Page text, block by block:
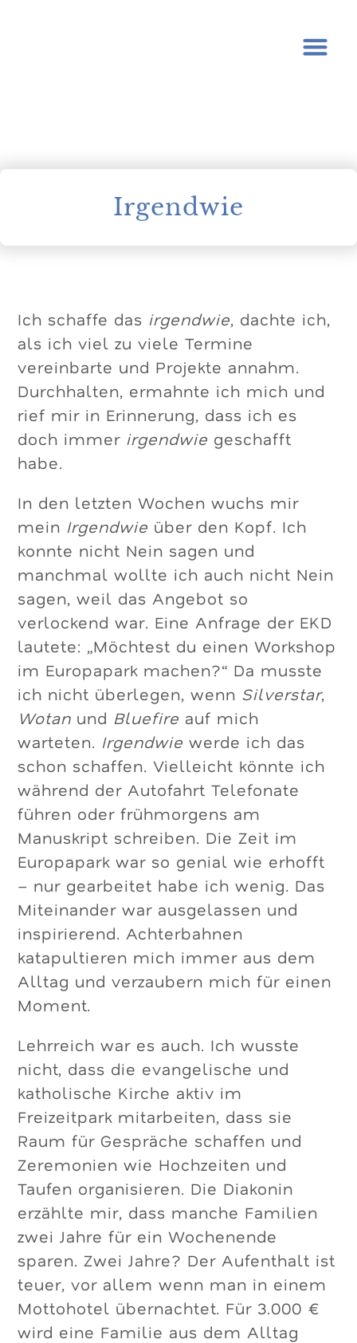
Irgendwie
Ich schaffe das irgendwie, dachte ich,
als ich viel zu viele Termine
vereinbarte und Projekte annahm.
Durchhalten, ermahnte ich mich und
rief mir in Erinnerung, dass ich es
doch immer irgendwie geschafft
habe.
In den letzten Wochen wuchs mir
mein Irgendwie über den Kopf. Ich
konnte nicht Nein sagen und
manchmal wollte ich auch nicht Nein
sagen, weil das Angebot so
verlockend war. Eine Anfrage der EKD
lautete: „Möchtest du einen Workshop
im Europapark machen?“ Da musste
ich nicht überlegen, wenn Silverstar,
Wotan und Bluefire auf mich
warteten. Irgendwie werde ich das
schon schaffen. Vielleicht könnte ich
während der Autofahrt Telefonate
führen oder frühmorgens am
Manuskript schreiben. Die Zeit im
Europapark war so genial wie erhofft
– nur gearbeitet habe ich wenig. Das
Miteinander war ausgelassen und
inspirierend. Achterbahnen
katapultieren mich immer aus dem
Alltag und verzaubern mich für einen
Moment.
Lehrreich war es auch. Ich wusste
nicht, dass die evangelische und
katholische Kirche aktiv im
Freizeitpark mitarbeiten, dass sie
Raum für Gespräche schaffen und
Zeremonien wie Hochzeiten und
Taufen organisieren. Die Diakonin
erzählte mir, dass manche Familien
zwei Jahre für ein Wochenende
sparen. Zwei Jahre? Der Aufenthalt ist
teuer, vor allem wenn man in einem
Mottohotel übernachtet. Für 3.000 €
wird eine Familie aus dem Alltag